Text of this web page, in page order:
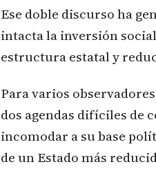
Ese doble discurso ha
intacta la inversión
estructura estatal y
Para varios
dos agendas difíciles de
incomodar a su base
de un Estado más